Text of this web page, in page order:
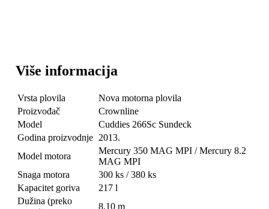
Više informacija
Vrsta plovila
Nova motorna plovila
Proizvođač
Crownline
Model
Cuddies 266Sc Sundeck
Godina proizvodnje 2013.
Model motora
Mercury 350 MAG MPI / Mercury 8.2
MAG MPI
Snaga motora
300 ks / 380 ks
Kapacitet goriva
217 l
Dužina (preko
8.10 m